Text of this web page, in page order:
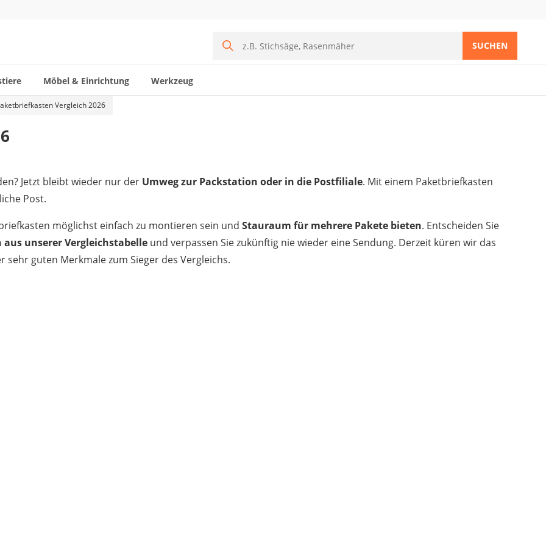
SUCHEN
Möbel & Einrichtung Werkzeug
Vergleich 2026
Jetzt bleibt wieder nur der Umweg zur Packstation oder in die Postfiliale. Mit einem Paketbriefkasten
Post.
möglichst einfach zu montieren sein und Stauraum für mehrere Pakete bieten. Entscheiden Sie
unserer Vergleichstabelle und verpassen Sie zukünftig nie wieder eine Sendung. Derzeit küren wir das
sehr guten Merkmale zum Sieger des Vergleichs.